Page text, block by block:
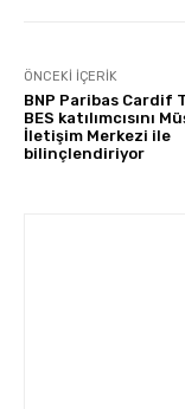
ÖNCEKI İÇERIK
BNP Paribas Cardif
BES katılımcısını
İletişim Merkezi ile
bilinçlendiriyor